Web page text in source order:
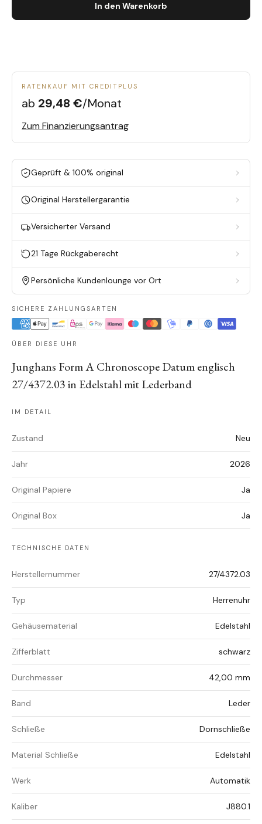
In den Warenkorb
RATENKAUF MIT CREDITPLUS
ab 29,48 €/Monat
Zum Finanzierungsantrag
Geprüft & 100% original
Original Herstellergarantie
Versicherter Versand
21 Tage Rückgaberecht
Persönliche Kundenlounge vor Ort
SICHERE ZAHLUNGSARTEN
ÜBER DIESE UHR
Junghans Form A Chronoscope Datum englisch
27/4372.03 in Edelstahl mit Lederband
IM DETAIL
Zustand Neu
Jahr 2026
Original Papiere Ja
Original Box Ja
TECHNISCHE DATEN
Herstellernummer 27/4372.03
Typ Herrenuhr
Gehäusematerial Edelstahl
Zifferblatt schwarz
Durchmesser 42,00 mm
Band Leder
Schließe Dornschließe
Material Schließe Edelstahl
Werk Automatik
Kaliber J880.1